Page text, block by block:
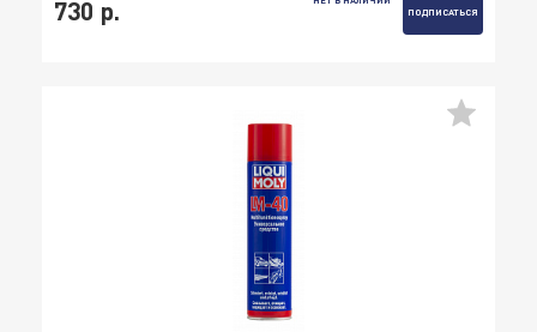
730 р.
ПОДПИСАТЬСЯ